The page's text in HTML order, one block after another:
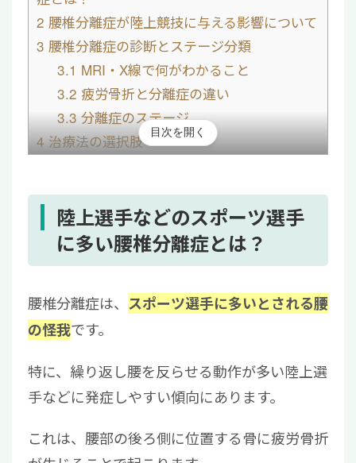
2 腰椎分離症が陸上競技に与える影響について
3 腰椎分離症の診断とステージ分類
3.1 MRI・X線で何がわかること
3.2 疲労骨折と分離症の違い
3.3分離症のステージ
4治療法の選択肢
4.3 再生医療について
5 腰椎分離症は正しい知識と行動で競技復帰が
目次を開く
陸上選手などのスポーツ選手
に多い腰椎分離症とは？
腰椎分離症は、 スポーツ選手に多いとされる腰
の怪我です。
特に、繰り返し腰を反らせる動作が多い陸上選
手などに発症しやすい傾向にあります。
これは、 腰部の後ろ側に位置する骨に疲労骨折